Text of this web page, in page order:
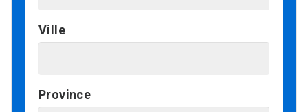
Ville
Province